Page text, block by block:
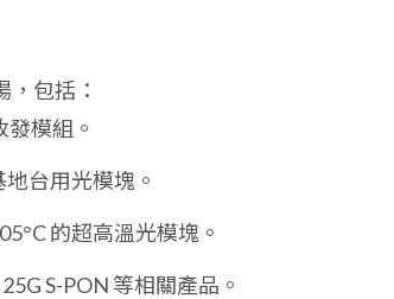
，包括：
發模組。
地台用光模塊。
的超高溫光模塊。
S-PON 等相關產品。